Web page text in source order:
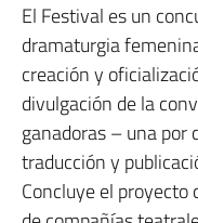
El Festival es un
dramaturgia
creación y
divulgación de la
ganadoras – una por
traducción y
Concluye el proyecto